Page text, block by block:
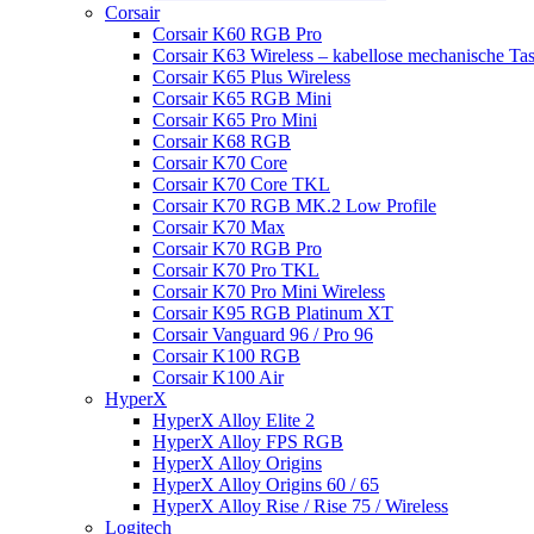
Corsair
Corsair K60 RGB Pro
Corsair K63 Wireless – kabellose mechanische
Corsair K65 Plus Wireless
Corsair K65 RGB Mini
Corsair K65 Pro Mini
Corsair K68 RGB
Corsair K70 Core
Corsair K70 Core TKL
Corsair K70 RGB MK.2 Low Profile
Corsair K70 Max
Corsair K70 RGB Pro
Corsair K70 Pro TKL
Corsair K70 Pro Mini Wireless
Corsair K95 RGB Platinum XT
Corsair Vanguard 96 / Pro 96
Corsair K100 RGB
Corsair K100 Air
HyperX
HyperX Alloy Elite 2
HyperX Alloy FPS RGB
HyperX Alloy Origins
HyperX Alloy Origins 60 / 65
HyperX Alloy Rise / Rise 75 / Wireless
Logitech